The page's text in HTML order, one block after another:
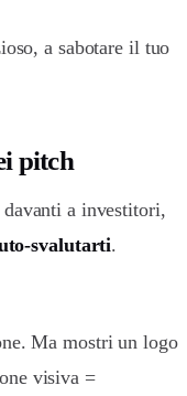
a sabotare il tuo
pitch
davanti a investitori,
svalutarti.
Ma mostri un logo
visiva =